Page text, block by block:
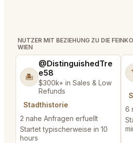
NUTZER MIT BEZIEHUNG ZU DIE
WIEN
🏝️
@DistinguishedTre
e58
$300k+ in Sales & Low
Refunds
Stadthistorie
2 nahe Anfragen erfuellt
Startet typischerweise in 10
hours
6